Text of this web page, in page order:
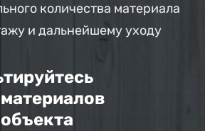
количества материала
и дальнейшему уходу